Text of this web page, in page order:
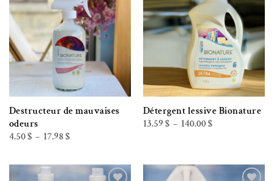
Ajouter à la liste de souhaits
Destructeur de mauvaises
odeurs
4.50$ – 17.98 $Plage
de
à
17.98 $
Ajouter à la liste de souhaits
Détergent lessive Bionature
13.59 $ – 140.00$Plage
de